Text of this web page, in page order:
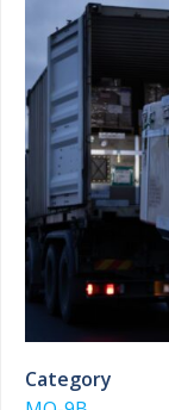
Category